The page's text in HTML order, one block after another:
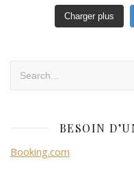
Charger plus
BESOIN
Booking.com